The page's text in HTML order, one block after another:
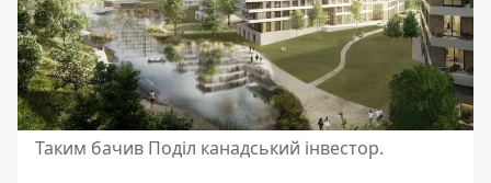
Таким бачив Поділ канадський інвестор.